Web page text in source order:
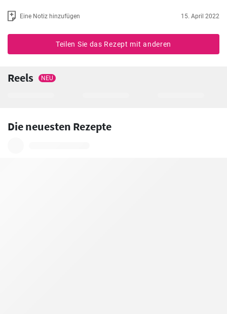
Eine Notiz hinzufügen 15. April 2022
Teilen Sie das Rezept mit anderen
Reels NEU
Die neuesten Rezepte